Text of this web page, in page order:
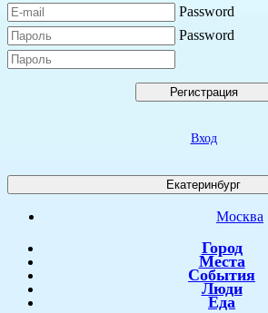
Password
Password
Регистрация
Вход
Екатеринбург
Москва
Город
Места
События
Люди
Еда